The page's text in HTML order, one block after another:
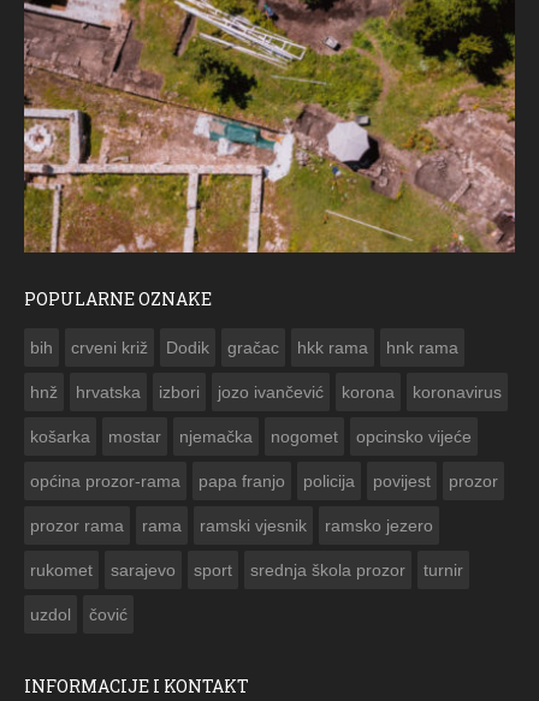
POPULARNE OZNAKE
bih crveni križ Dodik gračac hkk rama hnk rama
hnž hrvatska izbori jozo ivančević korona koronavirus
košarka mostar njemačka nogomet opcinsko vijeće
općina prozor-rama papa franjo policija povijest prozor
prozor rama rama ramski vjesnik ramsko jezero
rukomet sarajevo sport srednja škola prozor turnir
uzdol čović
INFORMACIJE I KONTAKT